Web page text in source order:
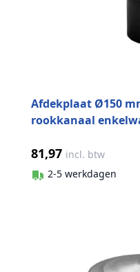
Afdekplaat Ø150
rookkanaal
81,97 incl. btw
2-5 werkdagen